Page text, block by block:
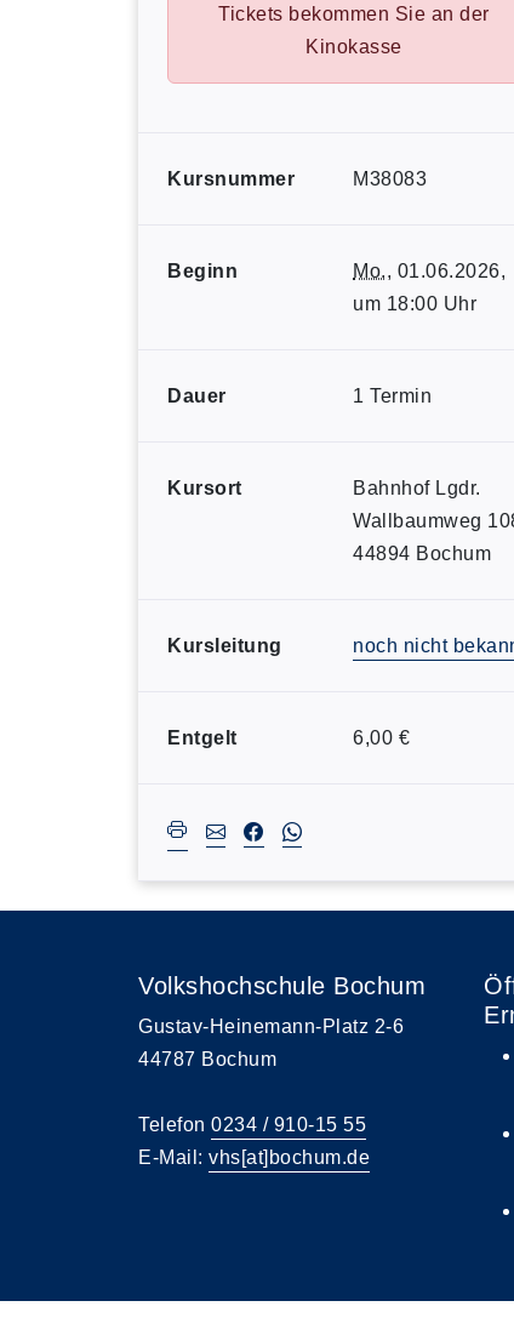
Tickets bekommen Sie an der
Kinokasse
Kursnummer M38083
Beginn Mo., 01.06.2026,
um 18:00 Uhr
Dauer 1 Termin
Kursort
Bahnhof Lgdr.
Wallbaumweg
44894 Bochum
Kursleitung noch nicht
Entgelt 6,00 €
Volkshochschule Bochum
Gustav-Heinemann-Platz 2-6
44787 Bochum
Telefon 0234 / 910-15 55
E-Mail: vhs[at]bochum.de